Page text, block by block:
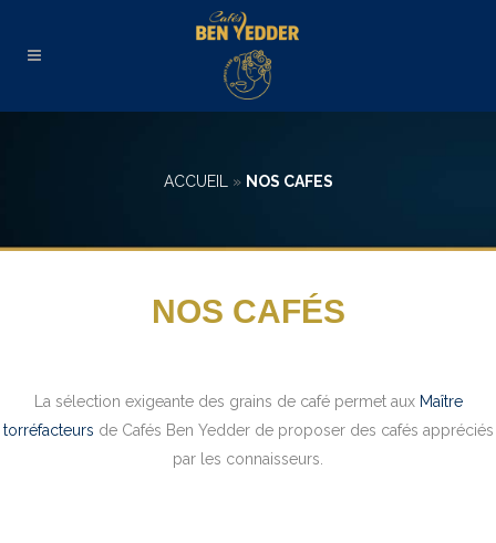
ACCUEIL » NOS CAFES
NOS CAFÉS
La sélection exigeante des grains de café permet aux Maître
torréfacteurs de Cafés Ben Yedder de proposer des cafés appréciés
par les connaisseurs.